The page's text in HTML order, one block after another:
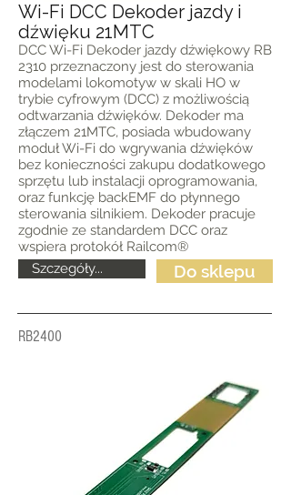
Wi-Fi DCC Dekoder jazdy i
dźwięku 21MTC
DCC Wi-Fi Dekoder jazdy dźwiękowy RB
2310 przeznaczony jest do sterowania
modelami lokomotyw w skali HO w
trybie cyfrowym (DCC) z możliwością
odtwarzania dźwięków. Dekoder ma
złączem 21MTC, posiada wbudowany
moduł Wi-Fi do wgrywania dźwięków
bez konieczności zakupu dodatkowego
sprzętu lub instalacji oprogramowania,
oraz funkcję backEMF do płynnego
sterowania silnikiem. Dekoder pracuje
zgodnie ze standardem DCC oraz
wspiera protokół Railcom®
Szczegóły...
Do sklepu
RB2400